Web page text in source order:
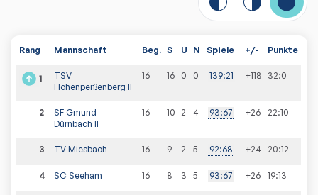
Rang Mannschaft Beg. S U N Spiele +/- Punkte
1
TSV
Hohenpeißenberg II
16 16 0 0 139:21 +118 32:0
2
SF Gmund-
Dürnbach II
16 10 2 4 93:67 +26 22:10
3 TV Miesbach 16 9 2 5 92:68 +24 20:12
4 SC Seeham 16 8 3 5 93:67 +26 19:13